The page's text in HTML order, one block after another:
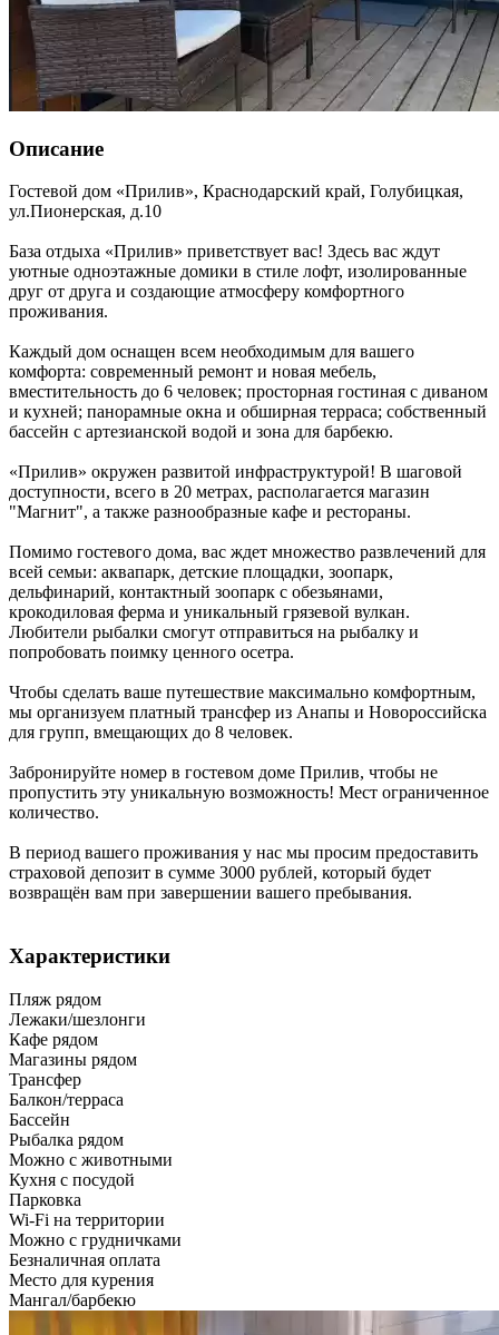
Описание
Гостевой дом «Прилив», Краснодарский край, Голубицкая,
ул.Пионерская, д.10
База отдыха «Прилив» приветствует вас! Здесь вас ждут
уютные одноэтажные домики в стиле лофт, изолированные
друг от друга и создающие атмосферу комфортного
проживания.
Каждый дом оснащен всем необходимым для вашего
комфорта: современный ремонт и новая мебель,
вместительность до 6 человек; просторная гостиная с диваном
и кухней; панорамные окна и обширная терраса; собственный
бассейн с артезианской водой и зона для барбекю.
«Прилив» окружен развитой инфраструктурой! В шаговой
доступности, всего в 20 метрах, располагается магазин
"Магнит", а также разнообразные кафе и рестораны.
Помимо гостевого дома, вас ждет множество развлечений для
всей семьи: аквапарк, детские площадки, зоопарк,
дельфинарий, контактный зоопарк с обезьянами,
крокодиловая ферма и уникальный грязевой вулкан.
Любители рыбалки смогут отправиться на рыбалку и
попробовать поимку ценного осетра.
Чтобы сделать ваше путешествие максимально комфортным,
мы организуем платный трансфер из Анапы и Новороссийска
для групп, вмещающих до 8 человек.
Забронируйте номер в гостевом доме Прилив, чтобы не
пропустить эту уникальную возможность! Мест ограниченное
количество.
В период вашего проживания у нас мы просим предоставить
страховой депозит в сумме 3000 рублей, который будет
возвращён вам при завершении вашего пребывания.
Характеристики
Пляж рядом
Лежаки/шезлонги
Кафе рядом
Магазины рядом
Трансфер
Балкон/терраса
Бассейн
Рыбалка рядом
Можно с животными
Кухня с посудой
Парковка
Wi-Fi на территории
Можно с грудничками
Безналичная оплата
Место для курения
Мангал/барбекю